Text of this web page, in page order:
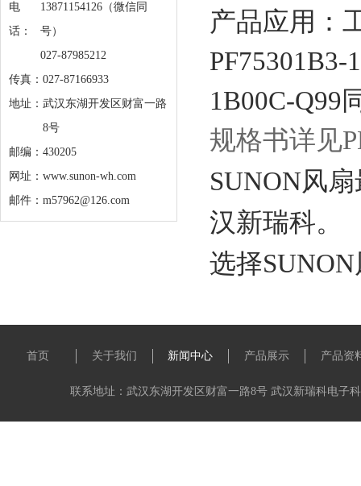
电
话：
13871154126（微信同
号）
027-87985212
传真：027-87166933
地址： 武汉东湖开发区财富一路
8号
邮编：430205
网址：www.sunon-wh.com
邮件：m57962@126.com
产品应用：
1B00C-Q99
规格书详见
SUNON风
汉新瑞科。
选择
首页 关于我们 新闻中心 产品展示 产品资
联系地址：武汉东湖开发区财富一路8号 武汉新瑞科电